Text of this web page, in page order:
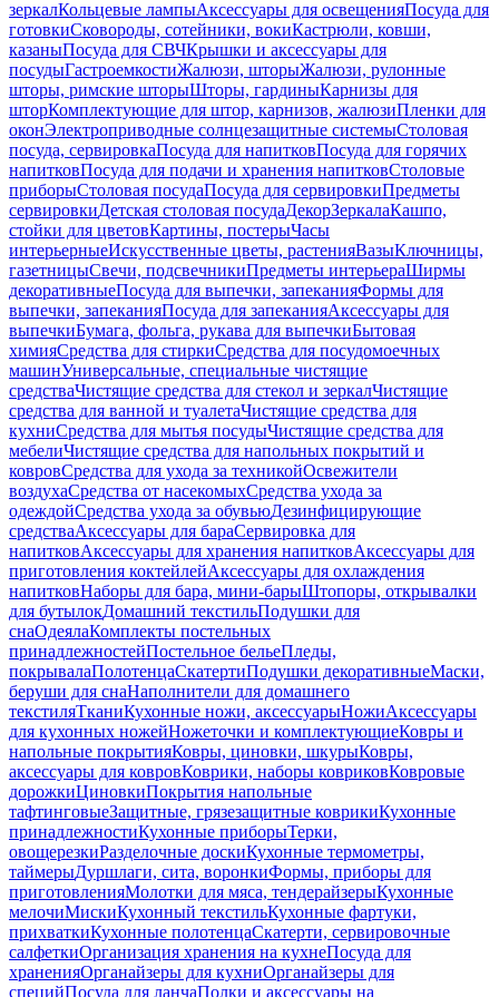
зеркалКольцевые лампыАксессуары для освещенияПосуда для
готовкиСковороды, сотейники, вокиКастрюли, ковши,
казаныПосуда для СВЧКрышки и аксессуары для
посудыГастроемкостиЖалюзи, шторыЖалюзи, рулонные
шторы, римские шторыШторы, гардиныКарнизы для
шторКомплектующие для штор, карнизов, жалюзиПленки для
оконЭлектроприводные солнцезащитные системыСтоловая
посуда, сервировкаПосуда для напитковПосуда для горячих
напитковПосуда для подачи и хранения напитковСтоловые
приборыСтоловая посудаПосуда для сервировкиПредметы
сервировкиДетская столовая посудаДекорЗеркалаКашпо,
стойки для цветовКартины, постерыЧасы
интерьерныеИскусственные цветы, растенияВазыКлючницы,
газетницыСвечи, подсвечникиПредметы интерьераШирмы
декоративныеПосуда для выпечки, запеканияФормы для
выпечки, запеканияПосуда для запеканияАксессуары для
выпечкиБумага, фольга, рукава для выпечкиБытовая
химияСредства для стиркиСредства для посудомоечных
машинУниверсальные, специальные чистящие
средстваЧистящие средства для стекол и зеркалЧистящие
средства для ванной и туалетаЧистящие средства для
кухниСредства для мытья посудыЧистящие средства для
мебелиЧистящие средства для напольных покрытий и
ковровСредства для ухода за техникойОсвежители
воздухаСредства от насекомыхСредства ухода за
одеждойСредства ухода за обувьюДезинфицирующие
средстваАксессуары для бараСервировка для
напитковАксессуары для хранения напитковАксессуары для
приготовления коктейлейАксессуары для охлаждения
напитковНаборы для бара, мини-барыШтопоры, открывалки
для бутылокДомашний текстильПодушки для
снаОдеялаКомплекты постельных
принадлежностейПостельное бельеПледы,
покрывалаПолотенцаСкатертиПодушки декоративныеМаски,
беруши для снаНаполнители для домашнего
текстиляТканиКухонные ножи, аксессуарыНожиАксессуары
для кухонных ножейНожеточки и комплектующиеКовры и
напольные покрытияКовры, циновки, шкурыКовры,
аксессуары для ковровКоврики, наборы ковриковКовровые
дорожкиЦиновкиПокрытия напольные
тафтинговыеЗащитные, грязезащитные коврикиКухонные
принадлежностиКухонные приборыТерки,
овощерезкиРазделочные доскиКухонные термометры,
таймерыДуршлаги, сита, воронкиФормы, приборы для
приготовленияМолотки для мяса, тендерайзерыКухонные
мелочиМискиКухонный текстильКухонные фартуки,
прихваткиКухонные полотенцаСкатерти, сервировочные
салфеткиОрганизация хранения на кухнеПосуда для
храненияОрганайзеры для кухниОрганайзеры для
специйПосуда для ланчаПолки и аксессуары на